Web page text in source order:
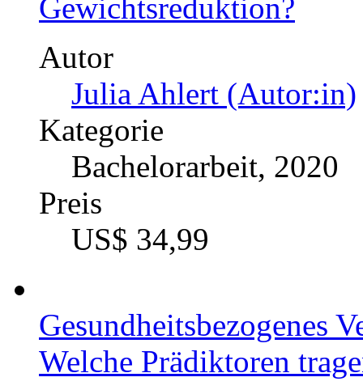
Der Einsatz von
Kontext. Ein narratives
Autor
Sabrina Krug
Kategorie
Bachelorarbeit, 2021
Preis